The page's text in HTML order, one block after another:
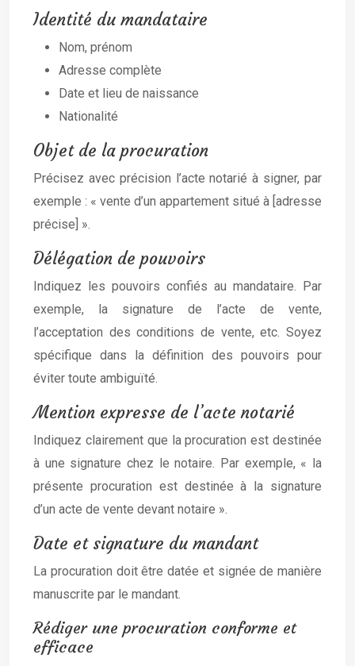
Identité du mandataire
Nom, prénom
Adresse complète
Date et lieu de naissance
Nationalité
Objet de la procuration
Précisez avec précision l’acte notarié à signer, par
exemple : « vente d’un appartement situé à [adresse
précise] ».
Délégation de pouvoirs
Indiquez les pouvoirs confiés au mandataire. Par
exemple, la signature de l’acte de vente,
l’acceptation des conditions de vente, etc. Soyez
spécifique dans la définition des pouvoirs pour
éviter toute ambiguïté.
Mention expresse de l’acte notarié
Indiquez clairement que la procuration est destinée
à une signature chez le notaire. Par exemple, « la
présente procuration est destinée à la signature
d’un acte de vente devant notaire ».
Date et signature du mandant
La procuration doit être datée et signée de manière
manuscrite par le mandant.
Rédiger une procuration conforme et
efficace